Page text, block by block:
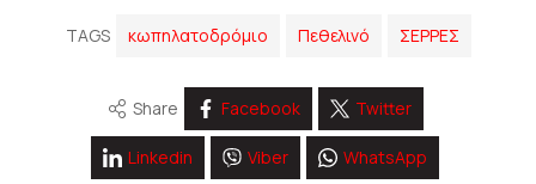
TAGS κωπηλατοδρόμιο Πεθελινό ΣΕΡΡΕΣ
Share Facebook Twitter
Linkedin Viber WhatsApp